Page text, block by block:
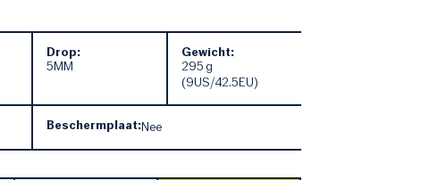
Drop:
5MM
Gewicht:
295 g
(9US/42.5EU)
Beschermplaat:Nee